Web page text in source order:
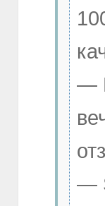
—
—